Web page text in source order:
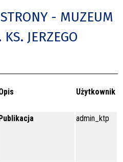
- MUZEUM
JERZEGO
Użytkownik
admin_ktp